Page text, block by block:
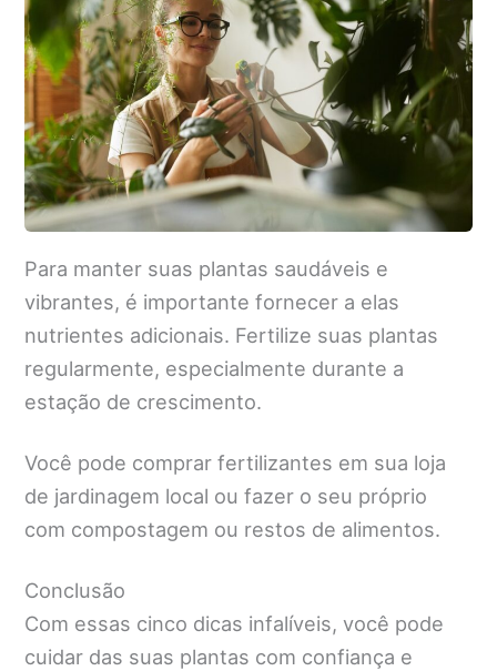
Para manter suas plantas saudáveis e
vibrantes, é importante fornecer a elas
nutrientes adicionais. Fertilize suas plantas
regularmente, especialmente durante a
estação de crescimento.
Você pode comprar fertilizantes em sua loja
de jardinagem local ou fazer o seu próprio
com compostagem ou restos de alimentos.
Conclusão
Com essas cinco dicas infalíveis, você pode
cuidar das suas plantas com confiança e